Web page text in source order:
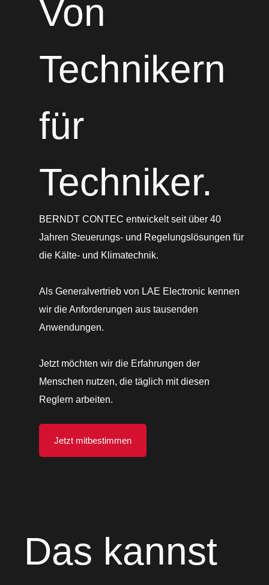
Von
Technikern
für
Techniker.
BERNDT CONTEC entwickelt seit über 40
Jahren Steuerungs- und Regelungslösungen für
die Kälte- und Klimatechnik.
Als Generalvertrieb von LAE Electronic kennen
wir die Anforderungen aus tausenden
Anwendungen.
Jetzt möchten wir die Erfahrungen der
Menschen nutzen, die täglich mit diesen
Reglern arbeiten.
Jetzt mitbestimmen
Das kannst